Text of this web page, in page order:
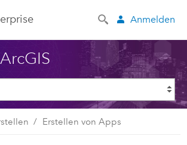
Anmelden
Erstellen von Apps